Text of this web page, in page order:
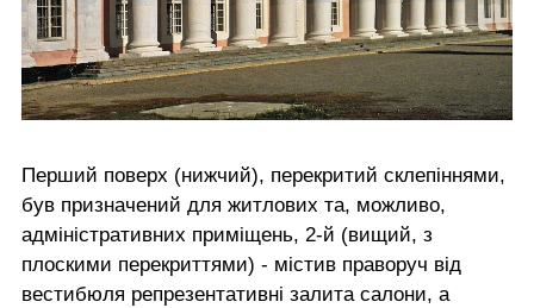
Перший поверх (нижчий), перекритий склепіннями,
був призначений для житлових та, можливо,
адміністративних приміщень, 2-й (вищий, з
плоскими перекриттями) - містив праворуч від
вестибюля репрезентативні залита салони, а